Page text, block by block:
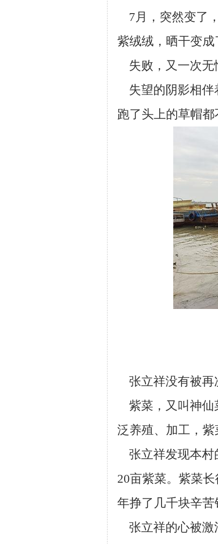
7月，突然变了
紫绒绒，晒干变
失败，又一次无
失望的阴影相伴
跑了头上的草帽
张立祥没有被再
紫菜，又叫神仙
泛养殖、加工，
张立祥发现本村
20亩紫菜。紫菜
年挣了几千块辛苦
张立祥的心被激